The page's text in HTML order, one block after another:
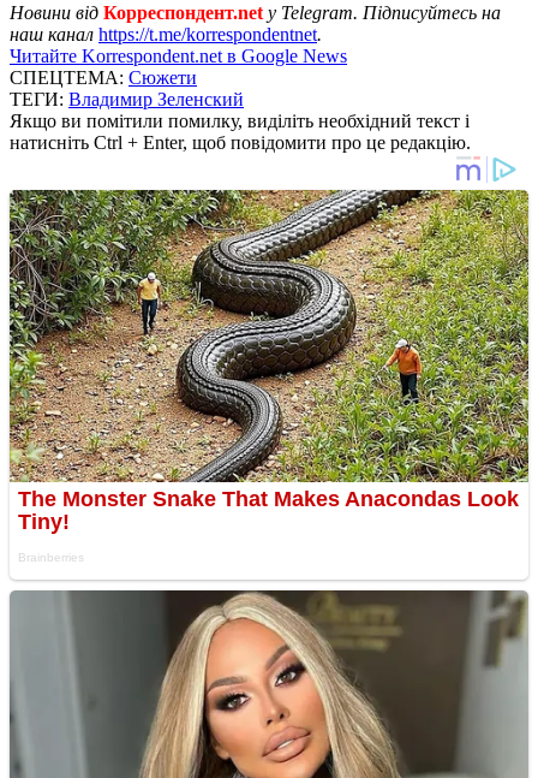
Новини від Корреспондент.net у Telegram. Підписуйтесь на
наш канал https://t.me/korrespondentnet.
Читайте Korrespondent.net в Google News
СПЕЦТЕМА: Сюжети
ТЕГИ: Владимир Зеленский
Якщо ви помітили помилку, виділіть необхідний текст і
натисніть Ctrl + Enter, щоб повідомити про це редакцію.